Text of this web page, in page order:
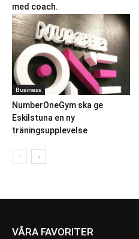
med coach.
Business
NumberOneGym ska ge
Eskilstuna en ny
träningsupplevelse
VÅRA FAVORITER